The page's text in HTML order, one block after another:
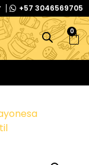
+57 3046569705
0